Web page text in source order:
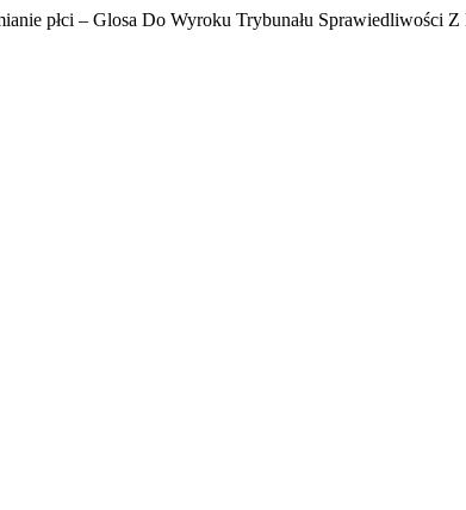
płci – Glosa Do Wyroku Trybunału Sprawiedliwości